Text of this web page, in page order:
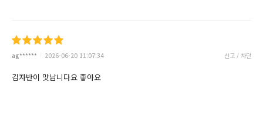
ag****** 2026-06-20 11:07:34 신고 / 차단
김자반이 맛납니다요 좋아요